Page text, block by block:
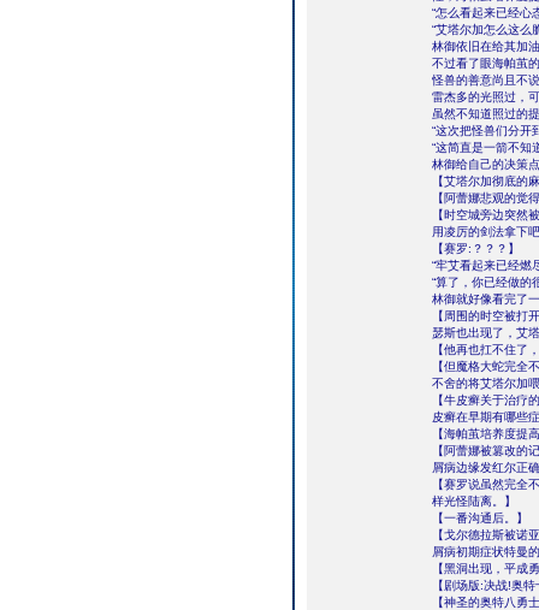
“怎么看起来已经心
“艾塔尔加怎么这么
林御依旧在给其加
不过看了眼海帕茧
怪兽的善意尚且不
雷杰多的光照过，
虽然不知道照过的
“这次把怪兽们分开
“这简直是一箭不知
林御给自己的决策
【艾塔尔加彻底的
【阿蕾娜悲观的觉
【时空城旁边突然
用凌厉的剑法拿下
【赛罗:？？？】
“牢艾看起来已经燃
“算了，你已经做的
林御就好像看完了
【周围的时空被打
瑟斯也出现了，艾
【他再也扛不住了
【但魔格大蛇完全
不舍的将艾塔尔加
【牛皮癣关于治疗
皮癣在早期有哪些
【海帕茧培养度提
【阿蕾娜被篡改的
屑病边缘发红尔正
【赛罗说虽然完全
样光怪陆离。】
【一番沟通后。】
【戈尔德拉斯被诺
屑病初期症状特曼
【黑洞出现，平成
【剧场版:决战!奥
【神圣的奥特八勇